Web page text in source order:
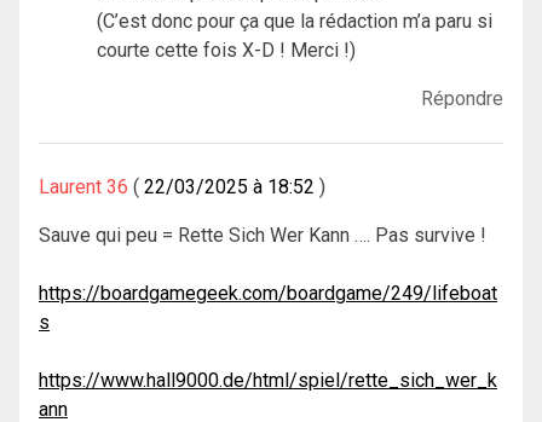
(C’est donc pour ça que la rédaction m’a paru si
courte cette fois X-D ! Merci !)
Répondre
Laurent 36 22/03/2025 à 18:52
Sauve qui peu = Rette Sich Wer Kann …. Pas survive !
https://boardgamegeek.com/boardgame/249/lifeboat
s
https://www.hall9000.de/html/spiel/rette_sich_wer_k
ann